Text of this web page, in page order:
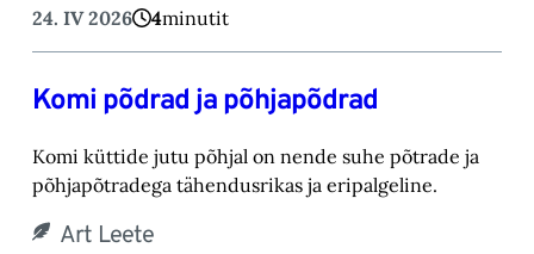
24. IV 2026 4minutit
Komi põdrad ja põhjapõdrad
Komi küttide jutu põhjal on nende suhe põtrade ja
põhjapõtradega tähendusrikas ja eripalgeline.
Art Leete